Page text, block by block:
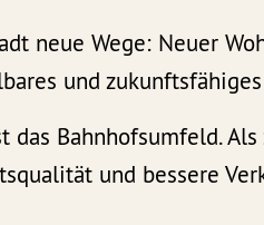
neue Wege: Neuer
und
Bahnhofsumfeld.
und bessere